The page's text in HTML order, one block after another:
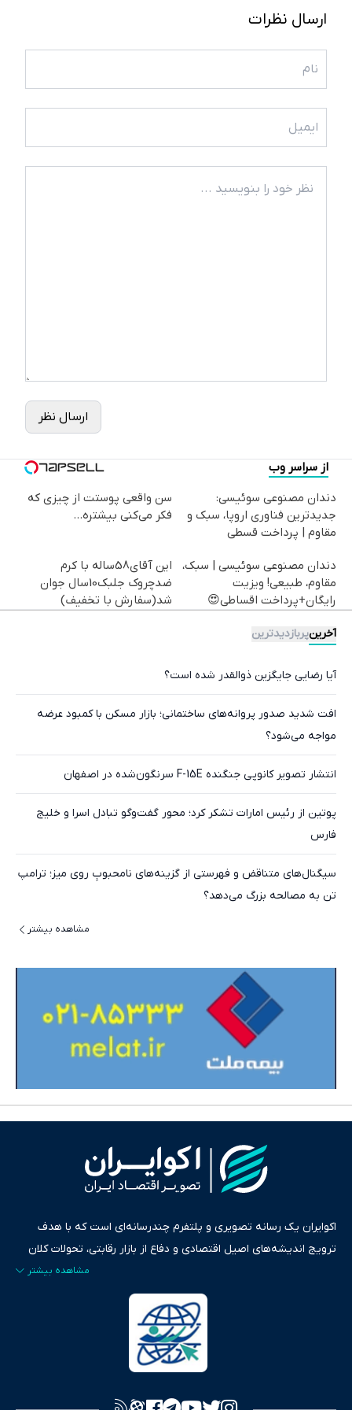
ارسال نظرات
ارسال نظر
از سراسر وب
دندان مصنوعی سوئیسی:
جدیدترین فناوری اروپا، سبک و
مقاوم | پرداخت قسطی
سن واقعی پوستت از چیزی که
فکر می‌کنی بیشتره...
دندان مصنوعی سوئیسی | سبک،
مقاوم، طبیعی! ویزیت
رایگان+پرداخت اقساطی😍
این آقای58ساله با کرم
ضدچروک جلبک10سال جوان
شد(سفارش با تخفیف)
آخرینپربازدیدترین
آیا رضایی جایگزین ذوالقدر شده است؟
افت شدید صدور پروانه‌های ساختمانی؛ بازار مسکن با کمبود عرضه
مواجه می‌شود؟
انتشار تصویر کانوپی جنگنده F-15E سرنگون‌شده در اصفهان
پوتین از رئیس امارات تشکر کرد؛ محور گفت‌وگو تبادل اسرا و خلیج
فارس
سیگنال‌های متناقض و فهرستی از گزینه‌های نامحبوبِ روی میز؛ ترامپ
تن به مصالحه بزرگ می‌دهد؟
مشاهده بیشتر
اکوایران یک رسانه تصویری و پلتفرم چندرسانه‌ای است که با هدف
ترویج اندیشه‌های اصیل اقتصادی و دفاع از بازار رقابتی، تحولات کلان
ایران و جهان را در قالب‌های ویدیو، پادکست، متن و گزارش‌های تحلیلی
پایش می‌کند. این رسانه به عنوان منبعی دقیق و قابل اعتماد، فراتر از
اطلاع‌رسانی صرف، به تبیین سیاست‌ها و کارکردهای بازارهای مالی،
سرمایه‌گذاری، تجارت و حوزه‌های نوظهور می‌پردازد. اکوایران با پایبندی
به اصول «انصاف، امانت و صداقت»، بستری برای انعکاس آراء متنوع
تصویری شفاف از واقعیت‌های اقتصادی ارائه دهد. ما در اکوایران با